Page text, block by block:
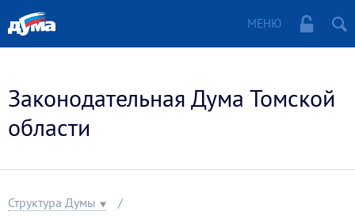
МЕНЮ
Законодательная Дума Томской
области
Структура Думы